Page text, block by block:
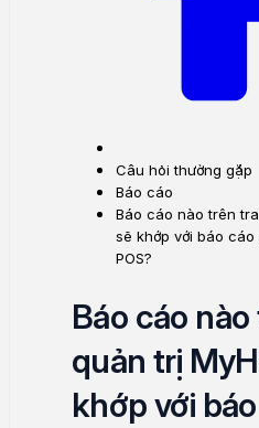
Câu hỏi thường gặp
Báo cáo
Báo cáo nào trên
sẽ khớp với báo
POS?
Báo cáo
quản trị
khớp với